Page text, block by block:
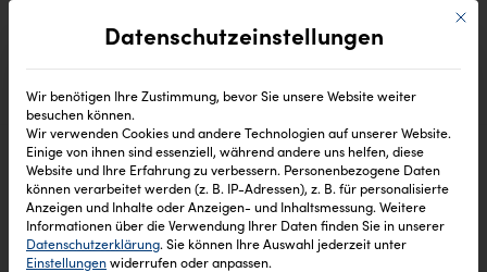
Mit
Datenschutzeinstellungen
Wir benötigen Ihre Zustimmung, bevor Sie unsere Website weiter
besuchen können.
Wir verwenden Cookies und andere Technologien auf unserer Website.
Einige von ihnen sind essenziell, während andere uns helfen, diese
Website und Ihre Erfahrung zu verbessern. Personenbezogene Daten
können verarbeitet werden (z. B. IP-Adressen), z. B. für personalisierte
Anzeigen und Inhalte oder Anzeigen- und Inhaltsmessung. Weitere
Informationen über die Verwendung Ihrer Daten finden Sie in unserer
Datenschutzerklärung. Sie können Ihre Auswahl jederzeit unter
Einstellungenwiderrufen oder anpassen.